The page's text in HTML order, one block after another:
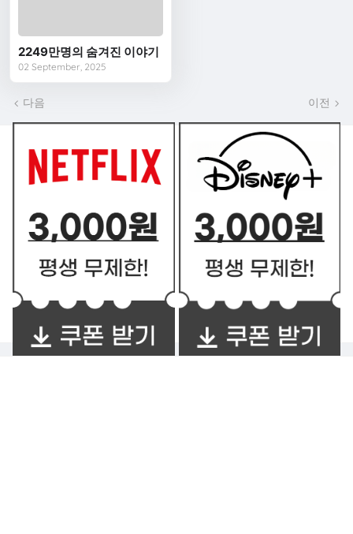
2249만명의 숨겨진 이야기
02 September, 2025
다음 이전
쿠폰 BEST2